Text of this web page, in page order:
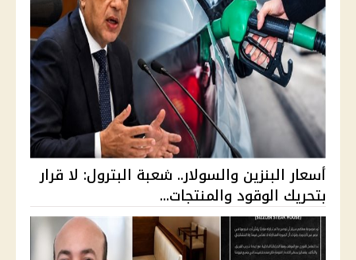
أسعار البنزين والسولار.. شعبة البترول: لا قرار
بتحريك الوقود والمنتجات...